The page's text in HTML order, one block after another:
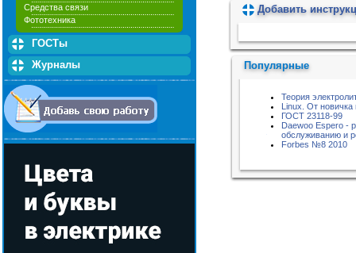
Средства связи
Фототехника
ГОСТы
Журналы
Добавить
Популярные
Теория
Linux. От
ГОСТ 23118-99
Daewoo Espero -
обслуживанию и
Forbes №8 2010